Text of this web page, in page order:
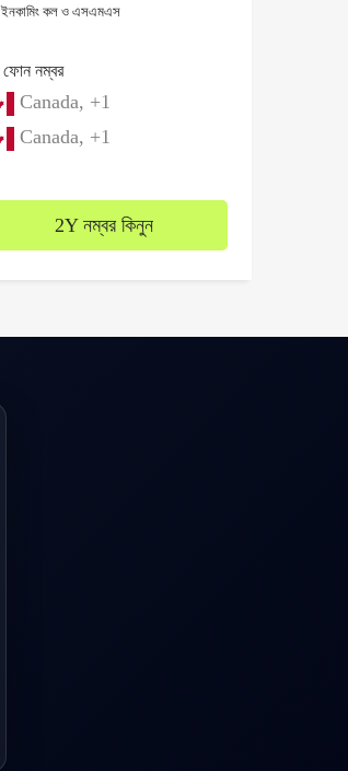
ইনকামিংকল ও এসএমএস
নম্বর
Canada, +1
Canada, +1
2Y নম্বর কিনুন